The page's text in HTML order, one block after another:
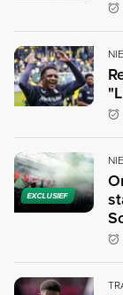
EXCLUSIEF